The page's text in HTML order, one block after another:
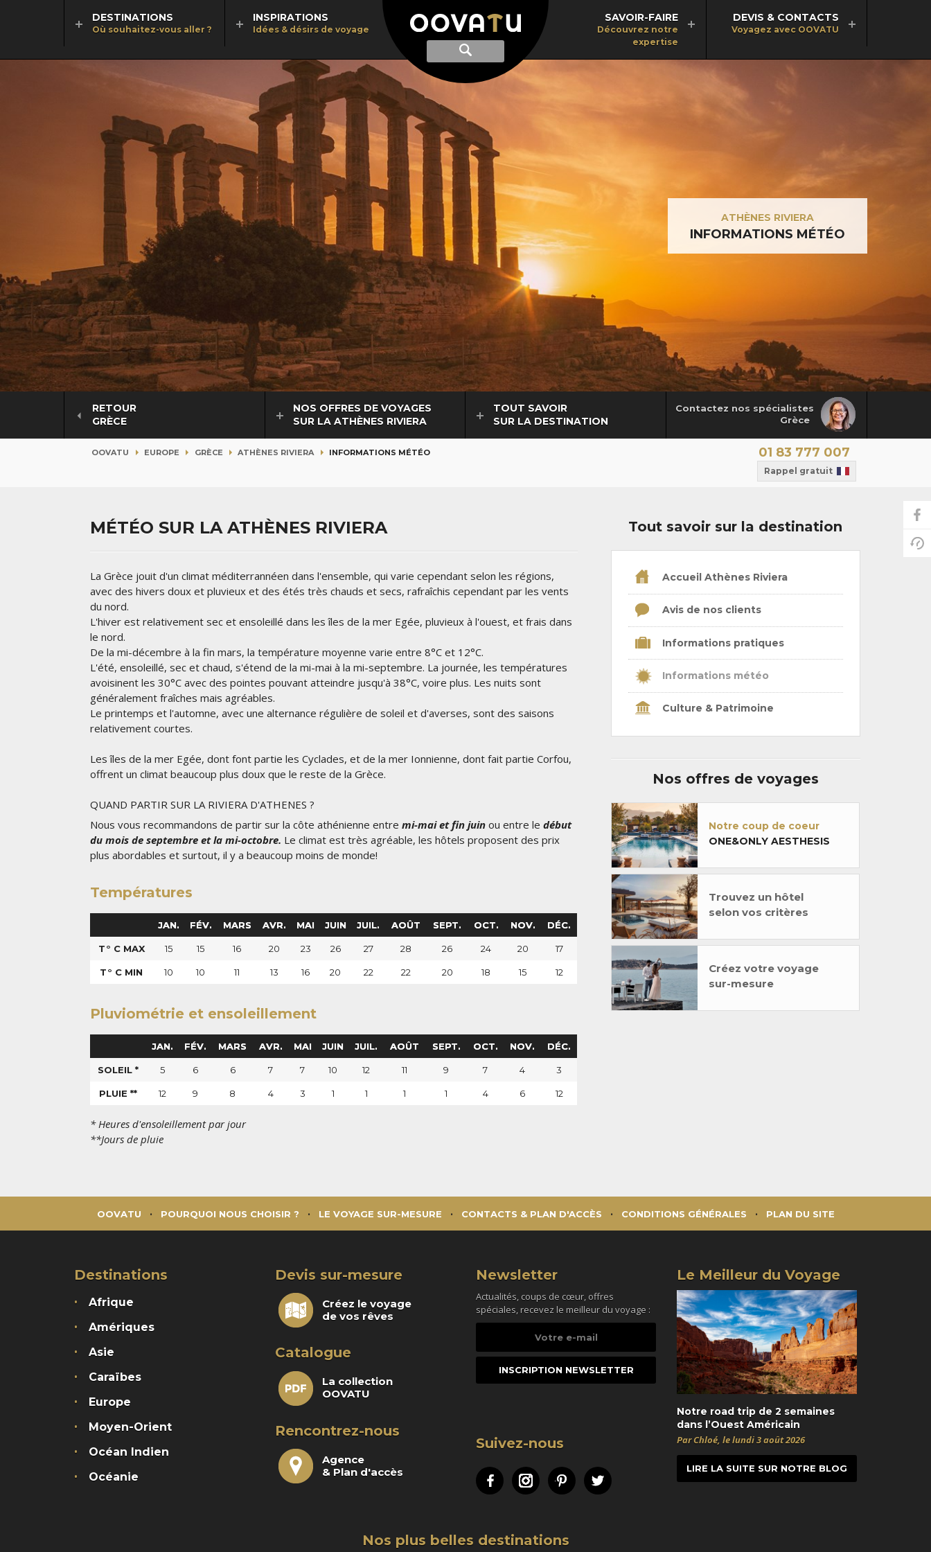
Afficher
recherche
Recherche
DESTINATIONS
Où souhaitez-vous aller ?
INSPIRATIONS
Idées & désirs de voyage
SAVOIR-FAIRE
Découvrez notre
expertise
DEVIS & CONTACTS
Voyagez avec OOVATU
ATHÈNES RIVIERA
INFORMATIONS MÉTÉO
Contactez nos spécialistes
Grèce
RETOUR
GRÈCE
NOS OFFRES DE VOYAGES
SUR LA ATHÈNES RIVIERA
TOUT SAVOIR
SUR LA DESTINATION
OOVATU EUROPE GRÈCE ATHÈNES RIVIERA INFORMATIONS MÉTÉO 01 83 777 007
Rappel gratuit
MÉTÉO SUR LA ATHÈNES RIVIERA
La Grèce jouit d'un climat méditerrannéen dans l'ensemble, qui varie cependant selon les régions,
avec des hivers doux et pluvieux et des étés très chauds et secs, rafraîchis cependant par les vents
du nord.
L'hiver est relativement sec et ensoleillé dans les îles de la mer Egée, pluvieux à l'ouest, et frais dans
le nord.
De la mi-décembre à la fin mars, la température moyenne varie entre 8°C et 12°C.
L'été, ensoleillé, sec et chaud, s'étend de la mi-mai à la mi-septembre. La journée, les températures
avoisinent les 30°C avec des pointes pouvant atteindre jusqu'à 38°C, voire plus. Les nuits sont
généralement fraîches mais agréables.
Le printemps et l'automne, avec une alternance régulière de soleil et d'averses, sont des saisons
relativement courtes.
Les îles de la mer Egée, dont font partie les Cyclades, et de la mer Ionnienne, dont fait partie Corfou,
offrent un climat beaucoup plus doux que le reste de la Grèce.
QUAND PARTIR SUR LA RIVIERA D'ATHENES ?
Nous vous recommandons de partir sur la côte athénienne entre mi-mai et fin juin ou entre le début
du mois de septembre et la mi-octobre. Le climat est très agréable, les hôtels proposent des prix
plus abordables et surtout, il y a beaucoup moins de monde!
Températures
JAN. FÉV. MARS AVR. MAI JUIN JUIL. AOÛT SEPT. OCT. NOV. DÉC.
T° C MAX 15 15 16 20 23 26 27 28 26 24 20 17
T° C MIN 10 10 11 13 16 20 22 22 20 18 15 12
Pluviométrie et ensoleillement
JAN. FÉV. MARS AVR. MAI JUIN JUIL. AOÛT SEPT. OCT. NOV. DÉC.
SOLEIL * 5 6 6 7 7 10 12 11 9 7 4 3
PLUIE ** 12 9 8 4 3 1 1 1 1 4 6 12
* Heures d'ensoleillement par jour
**Jours de pluie
Tout savoir sur la destination
Accueil Athènes Riviera
Avis de nos clients
Informations pratiques
Informations météo
Culture & Patrimoine
Nos offres de voyages
Notre coup de coeur
ONE&ONLY AESTHESIS
Trouvez un hôtel
selon vos critères
Créez votre voyage
sur-mesure
OOVATU POURQUOI NOUS CHOISIR ? LE VOYAGE SUR-MESURE CONTACTS & PLAN D'ACCÈS CONDITIONS GÉNÉRALES PLAN DU SITE
Destinations
Afrique
Amériques
Asie
Caraïbes
Europe
Moyen-Orient
Océan Indien
Océanie
Devis sur-mesure
Créez le voyage
de vos rêves
Catalogue
La collection
OOVATU
Rencontrez-nous
Agence
& Plan d'accès
Newsletter
Actualités, coups de cœur, offres
spéciales, recevez le meilleur du voyage :
Suivez-nous
FacebookInstagramPinterestTwitter
Le Meilleur du Voyage
Notre road trip de 2 semaines
dans l’Ouest Américain
Par Chloé, le lundi 3 août 2026
LIRE LA SUITE SUR NOTRE BLOG
Nos plus belles destinations